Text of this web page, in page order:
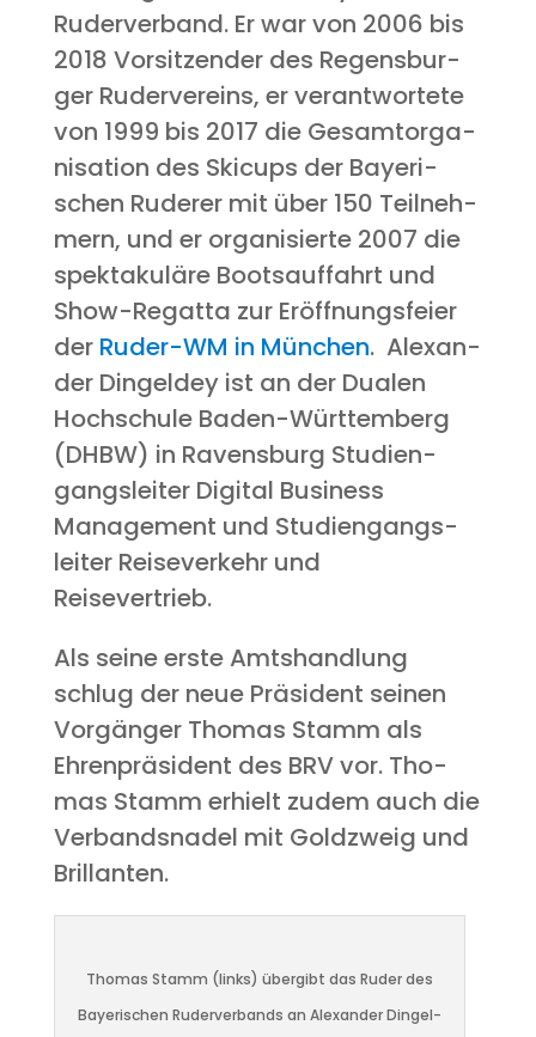
Ruder­ver­band. Er war von 2006 bis
2018 Vor­sit­zen­der des Regens­bur­
ger Ruder­ver­eins, er ver­ant­wor­te­te
von 1999 bis 2017 die Gesamt­or­ga­
ni­sa­ti­on des Ski­cups der Baye­ri­
schen Rude­rer mit über 150 Teil­neh­
mern, und er orga­ni­sier­te 2007 die
spek­ta­ku­lä­re Boots­auf­fahrt und
Show-Regat­ta zur Eröff­nungs­fei­er
der Ruder-WM in Mün­chen. Alex­an­
der Din­gel­dey ist an der Dua­len
Hoch­schu­le Baden-Würt­tem­berg
(DHBW) in Ravens­burg Stu­di­en­
gangs­lei­ter Digi­tal Busi­ness
Manage­ment und Stu­di­en­gangs­
lei­ter Rei­se­ver­kehr und
Reisevertrieb.
Als sei­ne ers­te Amts­hand­lung
schlug der neue Prä­si­dent sei­nen
Vor­gän­ger Tho­mas Stamm als
Ehren­prä­si­dent des BRV vor. Tho­
mas Stamm erhielt zudem auch die
Ver­bands­na­del mit Gold­zweig und
Brillanten.
Tho­mas Stamm (links) über­gibt das Ruder des
Baye­ri­schen Ruder­ver­bands an Alex­an­der Din­gel­